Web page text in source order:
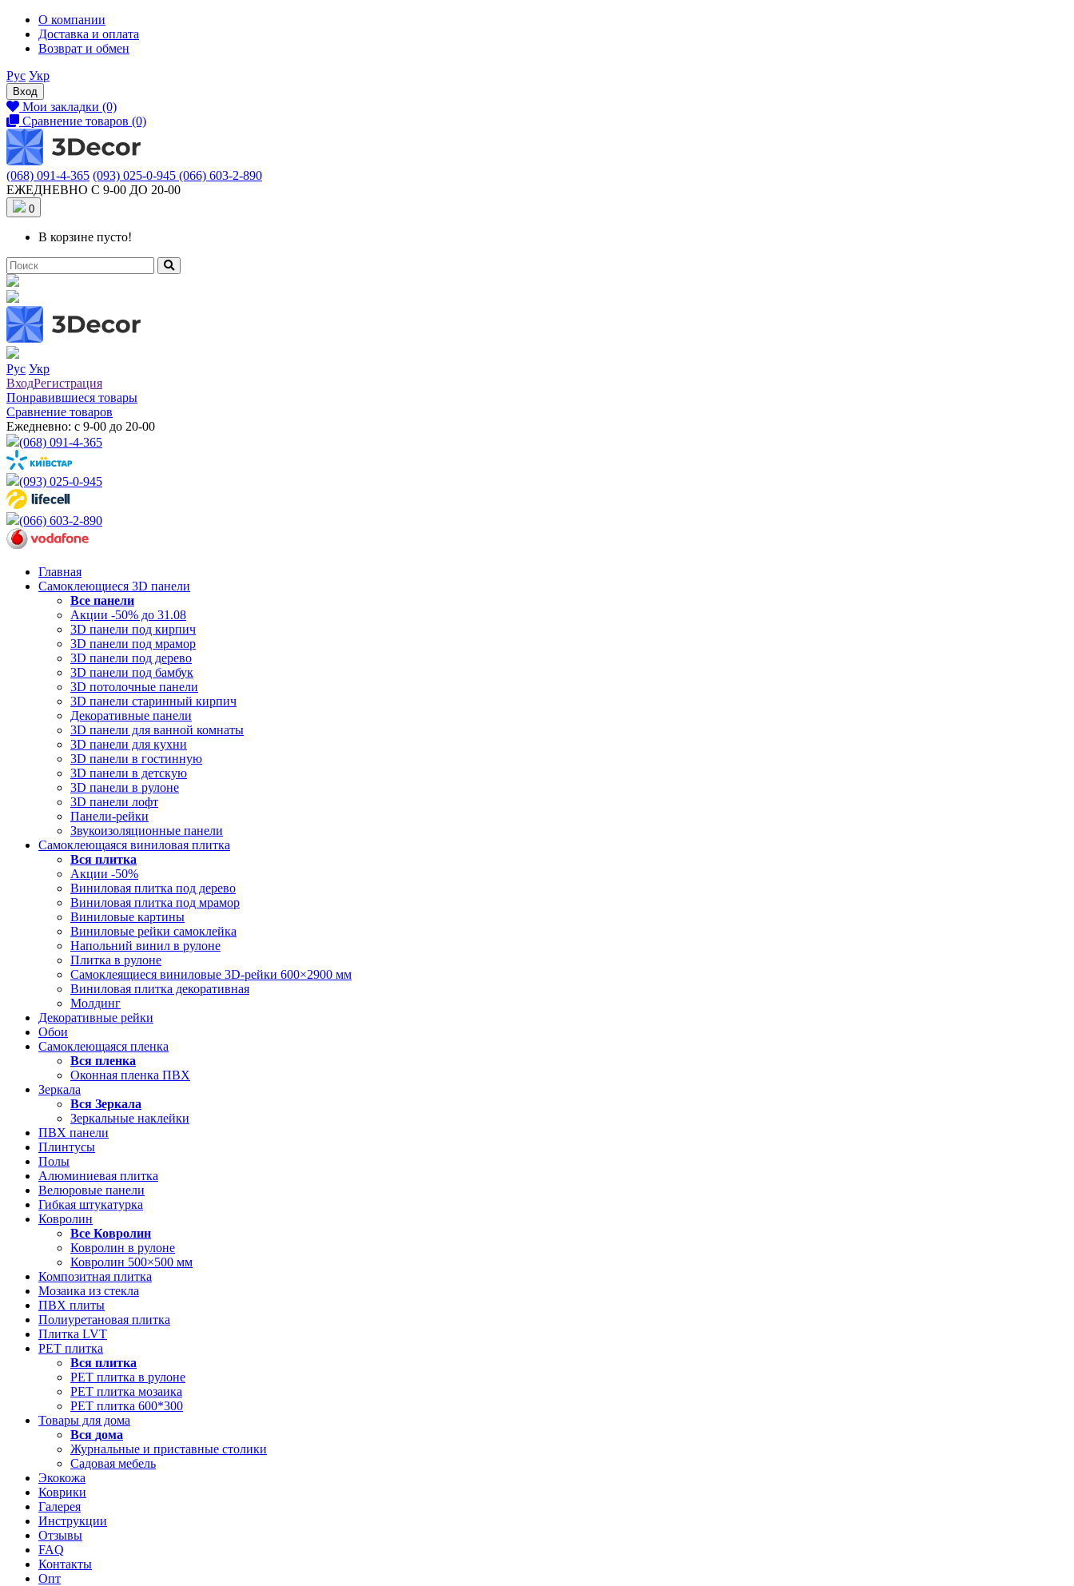
О компании
Доставка и оплата
Возврат и обмен
Рус Укр
Вход
Мои закладки (0)
Сравнение товаров (0)
(068) 091-4-365 (093) 025-0-945 (066) 603-2-890
ЕЖЕДНЕВНО С 9-00 ДО 20-00
0
В корзине пусто!
Рус Укр
ВходРегистрация
Понравившиеся товары
Сравнение товаров
Ежедневно: с 9-00 до 20-00
(068) 091-4-365
(093) 025-0-945
(066) 603-2-890
Главная
Самоклеющиеся 3D панели
Все панели
Акции -50% до 31.08
3D панели под кирпич
3D панели под мрамор
3D панели под дерево
3D панели под бамбук
3D потолочные панели
3D панели старинный кирпич
Декоративные панели
3D панели для ванной комнаты
3D панели для кухни
3D панели в гостинную
3D панели в детскую
3D панели в рулоне
3D панели лофт
Панели-рейки
Звукоизоляционные панели
Самоклеющаяся виниловая плитка
Вся плитка
Акции -50%
Виниловая плитка под дерево
Виниловая плитка под мрамор
Виниловые картины
Виниловые рейки самоклейка
Напольний винил в рулоне
Плитка в рулоне
Самоклеящиеся виниловые 3D‑рейки 600×2900 мм
Виниловая плитка декоративная
Молдинг
Декоративные рейки
Обои
Самоклеющаяся пленка
Вся пленка
Оконная пленка ПВХ
Зеркала
Вся Зеркала
Зеркальные наклейки
ПВХ панели
Плинтусы
Полы
Алюминиевая плитка
Велюровые панели
Гибкая штукатурка
Ковролин
Все Ковролин
Ковролин в рулоне
Ковролин 500×500 мм
Композитная плитка
Мозаика из стекла
ПВХ плиты
Полиуретановая плитка
Плитка LVT
РЕТ плитка
Вся плитка
РЕТ плитка в рулоне
РЕТ плитка мозаика
РЕТ плитка 600*300
Товары для дома
Вся дома
Журнальные и приставные столики
Садовая мебель
Экокожа
Коврики
Галерея
Инструкции
Отзывы
FAQ
Контакты
Опт